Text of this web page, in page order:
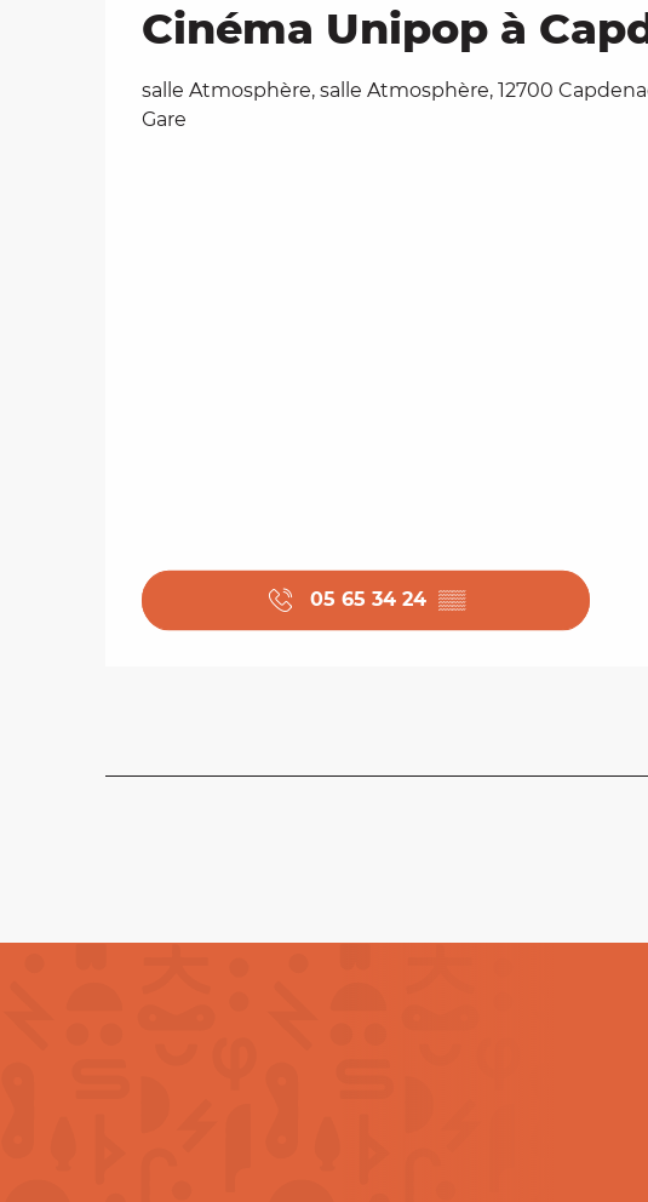
Cinéma Unipop à
salle Atmosphère, salle Atmosphère, 12700
Gare
05 65 34 24 ▒▒